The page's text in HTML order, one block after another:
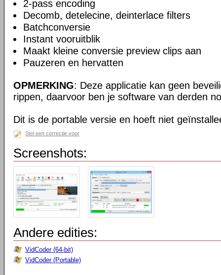
2-pass encoding
Decomb, detelecine, deinterlace filters
Batchconversie
Instant vooruitblik
Maakt kleine conversie preview clips aan
Pauzeren en hervatten
OPMERKING: Deze applicatie kan geen
rippen, daarvoor ben je software van derden
Dit is de portable versie en hoeft niet
Stel een correctie voor
Screenshots:
Andere edities:
VidCoder (64-bit)
VidCoder (Portable)